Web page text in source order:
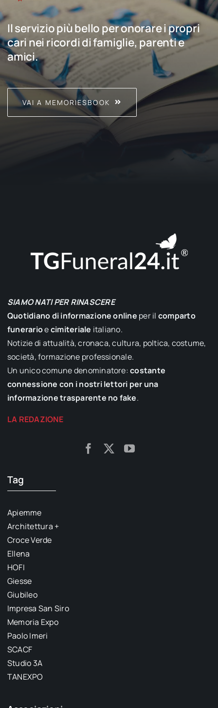
Il servizio più bello per onorare i propri
cari nei ricordi di famiglie, parenti e
amici.
VAI A MEMORIESBOOK
SIAMO NATI PER RINASCERE
Quotidiano di informazione online per il comparto
funerarioecimiteriale italiano.
Notizie di attualità, cronaca, cultura, poltica, costume,
società, formazione professionale.
Un unico comune denominatore:costante
connessione con i nostri lettori per una
informazione trasparente no fake.
LA REDAZIONE
Tag
Apiemme
Architettura +
Croce Verde
Ellena
HOFI
Giesse
Giubileo
Impresa San Siro
Memoria Expo
Paolo Imeri
SCACF
Studio 3A
TANEXPO